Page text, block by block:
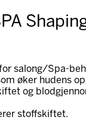
salong/Spa-
øker hudens
og
stoffskiftet.